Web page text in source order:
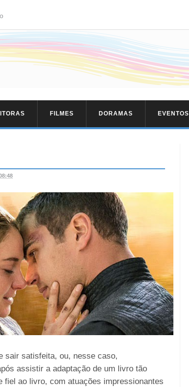
FILMES DORAMAS EVENTOS
sair satisfeita, ou, nesse caso,
assistir a adaptação de um livro tão
fiel ao livro, com atuações impressionantes